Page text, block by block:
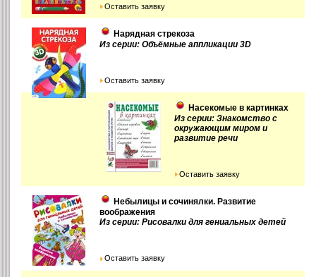
Оставить заявку
Нарядная стрекоза
Из серии: Объёмные аппликации 3D
Оставить заявку
Насекомые в картинках
Из серии: Знакомство с
окружающим миром и
развитие речи
Оставить заявку
Небылицы и сочинялки. Развитие
воображения
Из серии: Рисовалки для гениальных детей
Оставить заявку